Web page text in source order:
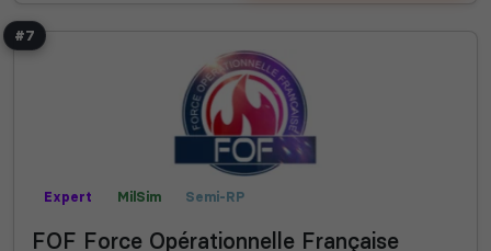
#7
Expert MilSim Semi-RP
FOF Force Opérationnelle Française